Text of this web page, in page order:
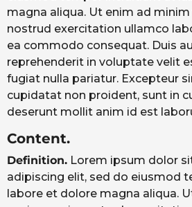
magna aliqua. Ut enim ad minim
nostrud exercitation ullamco
ea commodo consequat. Duis
reprehenderit in voluptate velit
fugiat nulla pariatur. Excepteur
cupidatat non proident, sunt in
deserunt mollit anim id est
Content.
Definition. Lorem ipsum dolor
adipiscing elit, sed do eiusmod
labore et dolore magna aliqua.